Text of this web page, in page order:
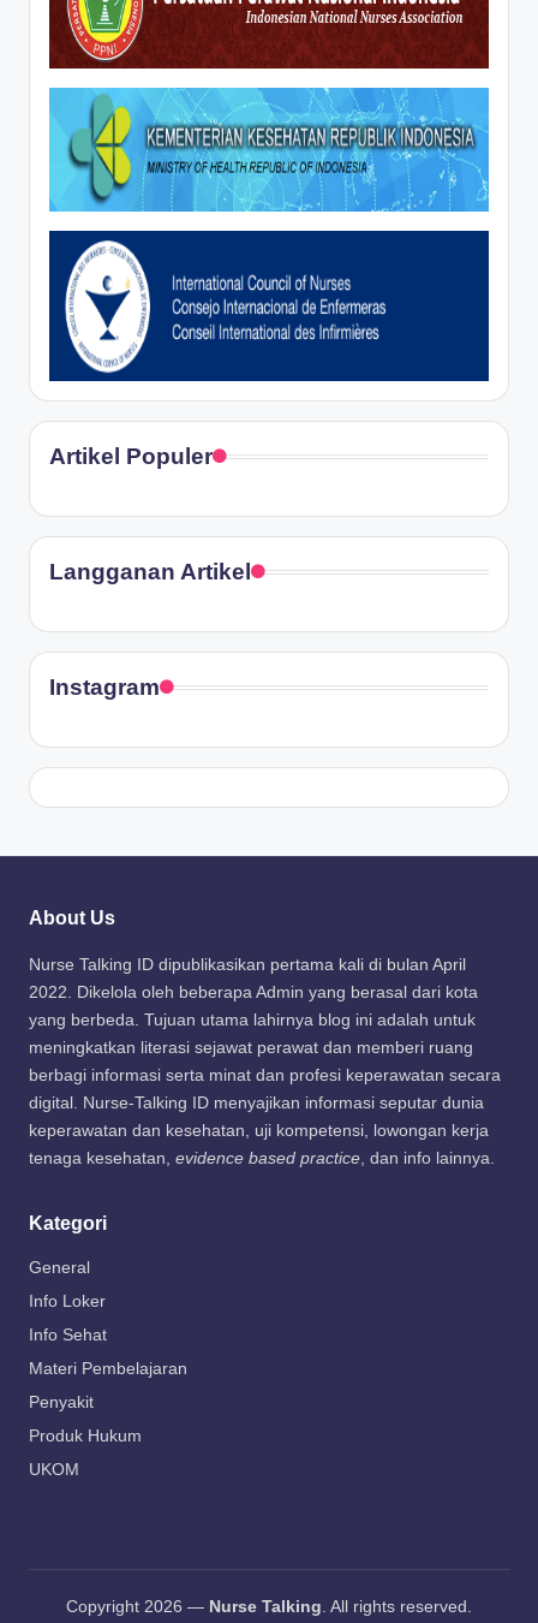
Artikel Populer
Langganan Artikel
Instagram
About Us
Nurse Talking ID dipublikasikan pertama kali di bulan April
2022. Dikelola oleh beberapa Admin yang berasal dari kota
yang berbeda. Tujuan utama lahirnya blog ini adalah untuk
meningkatkan literasi sejawat perawat dan memberi ruang
berbagi informasi serta minat dan profesi keperawatan secara
digital. Nurse-Talking ID menyajikan informasi seputar dunia
keperawatan dan kesehatan, uji kompetensi, lowongan kerja
tenaga kesehatan, evidence based practice, dan info lainnya.
Kategori
General
Info Loker
Info Sehat
Materi Pembelajaran
Penyakit
Produk Hukum
UKOM
Copyright 2026 — Nurse Talking. All rights reserved.